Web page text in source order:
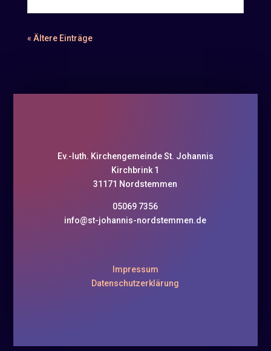
« Ältere Einträge
Ev.-luth. Kirchengemeinde St. Johannis
Kirchbrink 1
31171 Nordstemmen
05069 7356
info@st-johannis-nordstemmen.de
Impressum
Datenschutzerklärung